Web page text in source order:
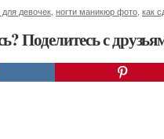
девочек ногти маникюр фото как
Поделитесь с